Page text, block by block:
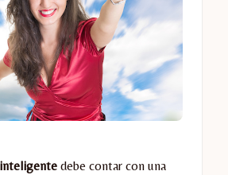
debe contar con una